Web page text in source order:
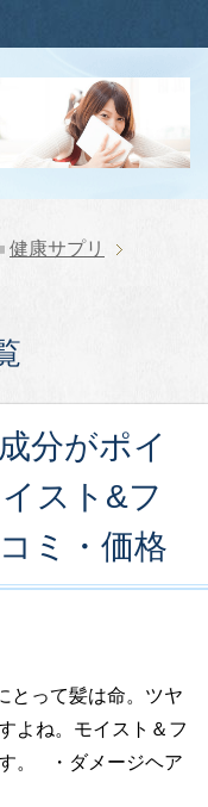
健康サプリ
分がポイ
スト&フ
ミ・価格
とって髪は命。ツヤ
よね。モイスト＆フ
。 ・ダメージヘア